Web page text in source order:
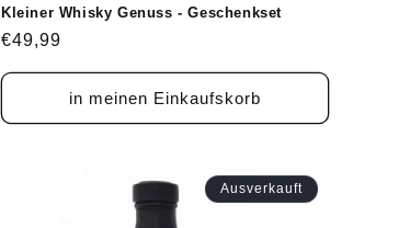
Kleiner Whisky Genuss - Geschenkset
Normaler
€49,99
in meinen Einkaufskorb
Ausverkauft